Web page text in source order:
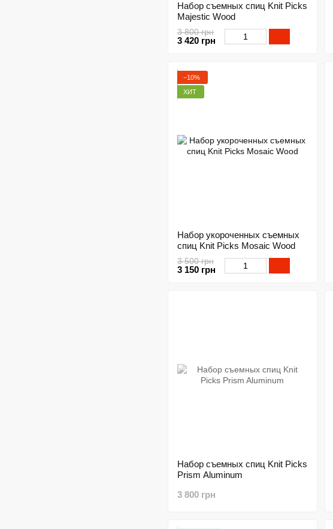
Набор съемных спиц Knit Picks
Majestic Wood
3 800 грн
3 420 грн
−10%
ХИТ
Набор укороченных съемных
спиц Knit Picks Mosaic Wood
3 500 грн
3 150 грн
Набор съемных спиц Knit Picks
Prism Aluminum
3 800 грн